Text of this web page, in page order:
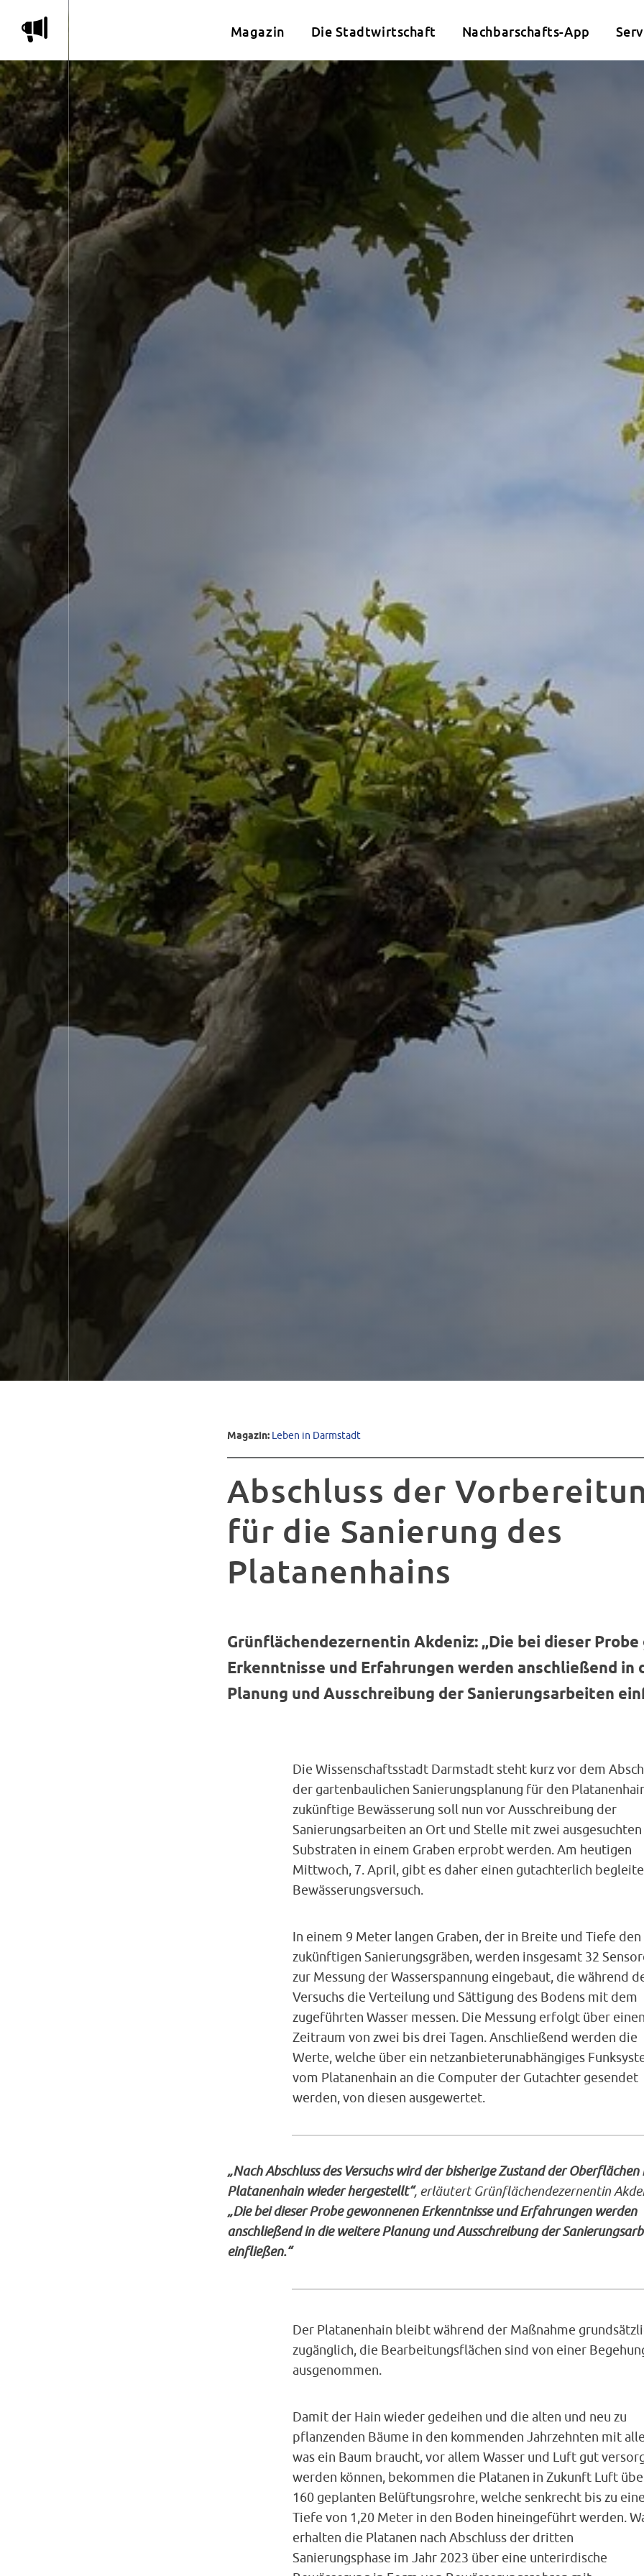
m Magazin Die Stadtwirtschaft Nachbarschafts-App
Magazin: Leben in Darmstadt
Abschluss der
für die Sanierung des
Platanenhains
Grünflächendezernentin Akdeniz: „Die bei dieser
Erkenntnisse und Erfahrungen werden anschließend in
Planung und Ausschreibung der Sanierungsarbeiten
Die Wissenschaftsstadt Darmstadt steht kurz vor dem
der gartenbaulichen Sanierungsplanung für den
zukünftige Bewässerung soll nun vor Ausschreibung der
Sanierungsarbeiten an Ort und Stelle mit zwei ausgesuchten
Substraten in einem Graben erprobt werden. Am heutigen
Mittwoch, 7. April, gibt es daher einen gutachterlich
Bewässerungsversuch.
In einem 9 Meter langen Graben, der in Breite und Tiefe den
zukünftigen Sanierungsgräben, werden insgesamt 32
zur Messung der Wasserspannung eingebaut, die während
Versuchs die Verteilung und Sättigung des Bodens mit dem
zugeführten Wasser messen. Die Messung erfolgt über
Zeitraum von zwei bis drei Tagen. Anschließend werden die
Werte, welche über ein netzanbieterunabhängiges
vom Platanenhain an die Computer der Gutachter gesendet
werden, von diesen ausgewertet.
„Nach Abschluss des Versuchs wird der bisherige Zustand der Oberflächen
Platanenhain wieder hergestellt“, erläutert Grünflächendezernentin
„Die bei dieser Probe gewonnenen Erkenntnisse und Erfahrungen werden
anschließend in die weitere Planung und Ausschreibung der
einfließen.“
Der Platanenhain bleibt während der Maßnahme
zugänglich, die Bearbeitungsflächen sind von einer
ausgenommen.
Damit der Hain wieder gedeihen und die alten und neu zu
pflanzenden Bäume in den kommenden Jahrzehnten mit
was ein Baum braucht, vor allem Wasser und Luft gut
werden können, bekommen die Platanen in Zukunft Luft
160 geplanten Belüftungsrohre, welche senkrecht bis zu
Tiefe von 1,20 Meter in den Boden hineingeführt werden.
erhalten die Platanen nach Abschluss der dritten
Sanierungsphase im Jahr 2023 über eine unterirdische